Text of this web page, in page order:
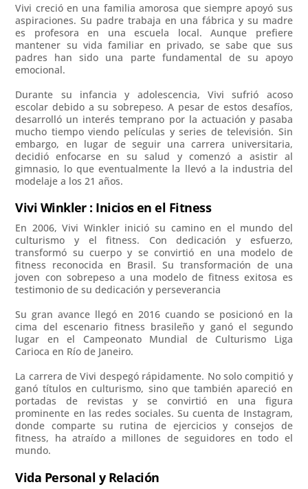
Vivi creció en una familia amorosa que siempre apoyó sus
aspiraciones. Su padre trabaja en una fábrica y su madre
es profesora en una escuela local. Aunque prefiere
mantener su vida familiar en privado, se sabe que sus
padres han sido una parte fundamental de su apoyo
emocional.
Durante su infancia y adolescencia, Vivi sufrió acoso
escolar debido a su sobrepeso. A pesar de estos desafíos,
desarrolló un interés temprano por la actuación y pasaba
mucho tiempo viendo películas y series de televisión. Sin
embargo, en lugar de seguir una carrera universitaria,
decidió enfocarse en su salud y comenzó a asistir al
gimnasio, lo que eventualmente la llevó a la industria del
modelaje a los 21 años.
Vivi Winkler : Inicios en el Fitness
En 2006, Vivi Winkler inició su camino en el mundo del
culturismo y el fitness. Con dedicación y esfuerzo,
transformó su cuerpo y se convirtió en una modelo de
fitness reconocida en Brasil. Su transformación de una
joven con sobrepeso a una modelo de fitness exitosa es
testimonio de su dedicación y perseverancia
Su gran avance llegó en 2016 cuando se posicionó en la
cima del escenario fitness brasileño y ganó el segundo
lugar en el Campeonato Mundial de Culturismo Liga
Carioca en Río de Janeiro.
La carrera de Vivi despegó rápidamente. No solo compitió y
ganó títulos en culturismo, sino que también apareció en
portadas de revistas y se convirtió en una figura
prominente en las redes sociales. Su cuenta de Instagram,
donde comparte su rutina de ejercicios y consejos de
fitness, ha atraído a millones de seguidores en todo el
mundo.
Vida Personal y Relación